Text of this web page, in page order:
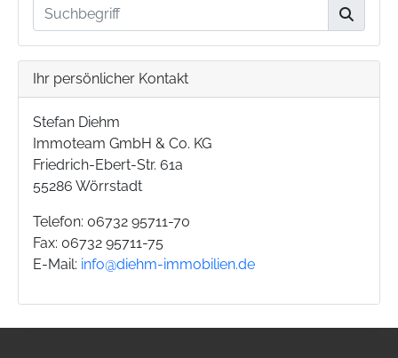
Ihr persönlicher Kontakt
Stefan Diehm
Immoteam GmbH & Co. KG
Friedrich-Ebert-Str. 61a
55286 Wörrstadt
Telefon: 06732 95711-70
Fax: 06732 95711-75
E-Mail: info@diehm-immobilien.de